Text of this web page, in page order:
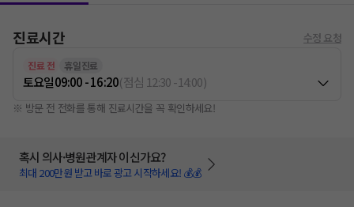
진료시간 수정 요청
진료 전 휴일진료
토요일09:00 - 16:20(점심 12:30-14:00)
※ 방문 전 전화를 통해 진료시간을 꼭 확인하세요!
혹시 의사·병원관계자 이신가요?
최대 200만원 받고 바로 광고 시작하세요! 💰💰